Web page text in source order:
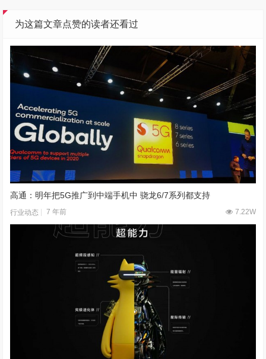
为这篇文章点赞的读者还看过
高通：明年把5G推广到中端手机中 骁龙6/7系列都支持
行业动态 7 年前 7.22W